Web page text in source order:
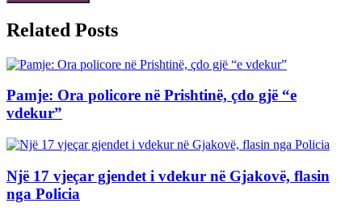
Related Posts
Pamje: Ora policore në Prishtinë, çdo gjë “e
vdekur”
Një 17 vjeçar gjendet i vdekur në Gjakovë, flasin
nga Policia